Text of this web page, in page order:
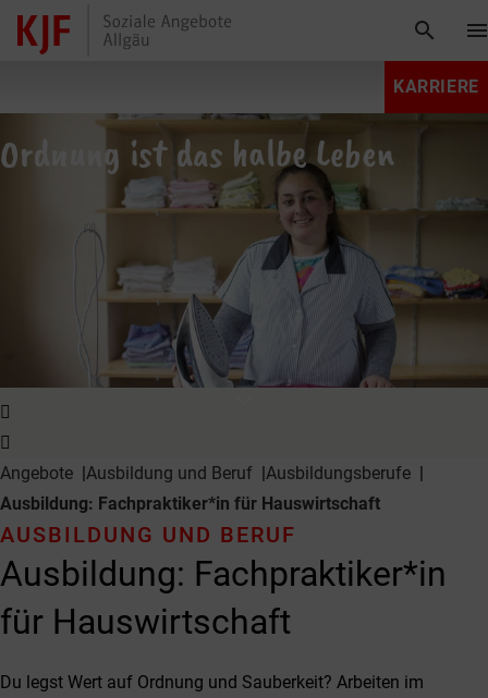
search
KARRIERE
Ordnung ist das halbe Leben
expand_more
Angebote Ausbildung und Beruf
Ausbildungsberufe
Ausbildung: Fachpraktiker*in für Hauswirtschaft
Ausbildung: Fachpraktiker*in
für Hauswirtschaft
AUSBILDUNG UND BERUF
Du legst Wert auf Ordnung und Sauberkeit? Arbeiten im